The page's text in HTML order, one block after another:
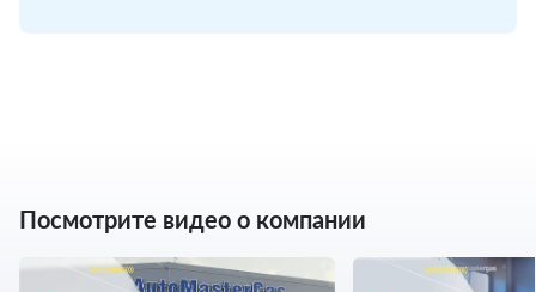
Посмотрите видео о компании